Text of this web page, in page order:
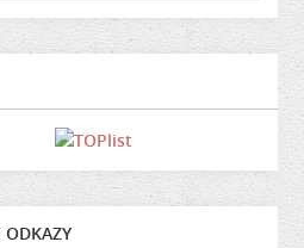
ODKAZY